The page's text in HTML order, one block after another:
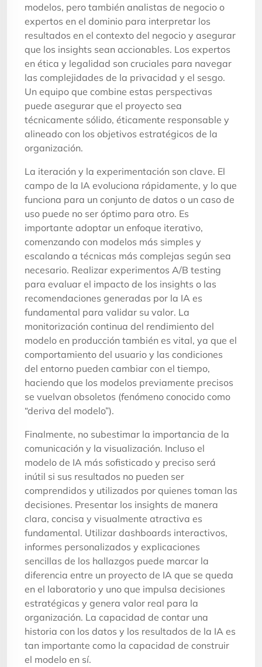
modelos, pero también analistas de negocio o
expertos en el dominio para interpretar los
resultados en el contexto del negocio y asegurar
que los insights sean accionables. Los expertos
en ética y legalidad son cruciales para navegar
las complejidades de la privacidad y el sesgo.
Un equipo que combine estas perspectivas
puede asegurar que el proyecto sea
técnicamente sólido, éticamente responsable y
alineado con los objetivos estratégicos de la
organización.
La iteración y la experimentación son clave. El
campo de la IA evoluciona rápidamente, y lo que
funciona para un conjunto de datos o un caso de
uso puede no ser óptimo para otro. Es
importante adoptar un enfoque iterativo,
comenzando con modelos más simples y
escalando a técnicas más complejas según sea
necesario. Realizar experimentos A/B testing
para evaluar el impacto de los insights o las
recomendaciones generadas por la IA es
fundamental para validar su valor. La
monitorización continua del rendimiento del
modelo en producción también es vital, ya que el
comportamiento del usuario y las condiciones
del entorno pueden cambiar con el tiempo,
haciendo que los modelos previamente precisos
se vuelvan obsoletos (fenómeno conocido como
“deriva del modelo”).
Finalmente, no subestimar la importancia de la
comunicación y la visualización. Incluso el
modelo de IA más sofisticado y preciso será
inútil si sus resultados no pueden ser
comprendidos y utilizados por quienes toman las
decisiones. Presentar los insights de manera
clara, concisa y visualmente atractiva es
fundamental. Utilizar dashboards interactivos,
informes personalizados y explicaciones
sencillas de los hallazgos puede marcar la
diferencia entre un proyecto de IA que se queda
en el laboratorio y uno que impulsa decisiones
estratégicas y genera valor real para la
organización. La capacidad de contar una
historia con los datos y los resultados de la IA es
tan importante como la capacidad de construir
el modelo en sí.